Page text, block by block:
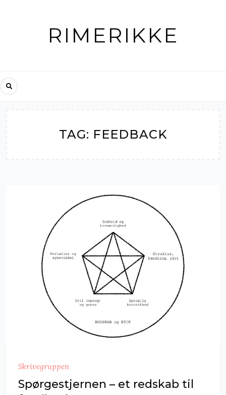
RIMERIKKE
TAG: FEEDBACK
Skrivegruppen
Spørgestjernen – et redskab til